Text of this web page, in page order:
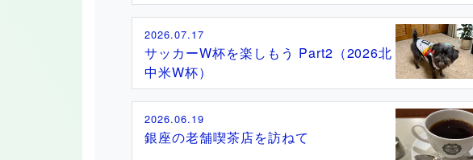
2026.07.17
サッカーW杯を楽しもう Part2（2026北
中米W杯）
2026.06.19
銀座の老舗喫茶店を訪ねて